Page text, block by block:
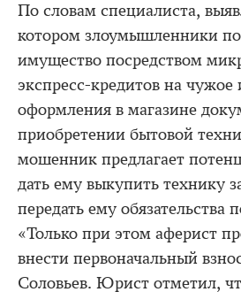
По словам специалиста,
котором злоумышленники
имущество посредством
экспресс-кредитов на
оформления в магазине
приобретении бытовой
мошенник предлагает
дать ему выкупить технику
передать ему обязательства
«Только при этом аферист
внести первоначальный
Соловьев. Юрист отметил,